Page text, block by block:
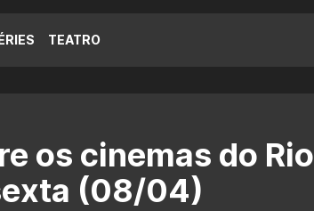
TEATRO
os cinemas do Rio
(08/04)